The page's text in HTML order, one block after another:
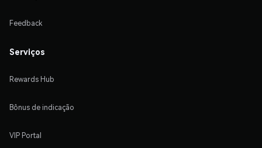
Feedback
Serviços
Rewards Hub
Bônus de indicação
VIP Portal